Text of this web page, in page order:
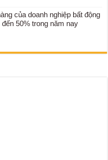
của doanh nghiệp bất động
50% trong năm nay